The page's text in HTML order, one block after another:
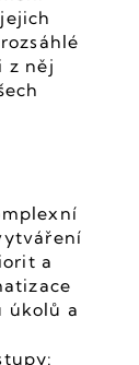
z něj
a
úkolů a